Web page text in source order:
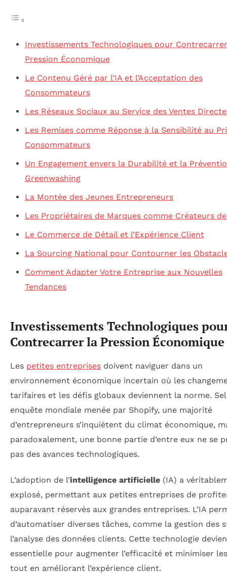
Investissements Technologiques pour
Pression Économique
Le Contenu Géré par l’IA et l’Acceptation des
Consommateurs
Les Réseaux Sociaux au Service des Ventes
Les Remises comme Réponse à la Sensibilité au
Consommateurs
Un Engagement envers la Durabilité et la
Greenwashing
La Montée des Jeunes Entrepreneurs
Les Propriétaires de Marques comme Créateurs
Le Commerce de Détail et l’Expérience Client
La Sourcing National pour Contourner les
Comment Adapter Votre Entreprise aux Nouvelles
Tendances
Investissements Technologiques
Contrecarrer la Pression Économique
Les petites entreprises doivent naviguer dans un
environnement économique incertain où les
tarifaires et les défis globaux deviennent la norme.
enquête mondiale menée par Shopify, une majorité
d’entrepreneurs s’inquiètent du climat économique,
paradoxalement, une bonne partie d’entre eux ne se
pas des avances technologiques.
L’adoption de l’intelligence artificielle (IA) a
explosé, permettant aux petites entreprises de
auparavant réservés aux grandes entreprises. L’IA
d’automatiser diverses tâches, comme la gestion des
l’analyse des données clients. Cette technologie
essentielle pour augmenter l’efficacité et minimiser
tout en améliorant l’expérience client.